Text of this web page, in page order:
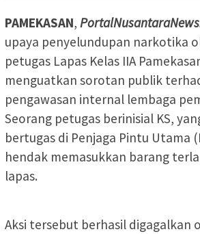
PAMEKASAN,
upaya penyelundupan narkotika
petugas Lapas Kelas IIA
menguatkan sorotan publik
pengawasan internal lembaga
Seorang petugas berinisial KS,
bertugas di Penjaga Pintu Utama
hendak memasukkan barang
lapas.
Aksi tersebut berhasil digagalkan